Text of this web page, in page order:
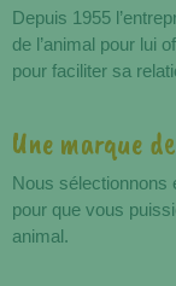
Depuis 1955
de l’animal pour lui
pour faciliter sa
Une marque
Nous sélectionnons
pour que vous
animal.